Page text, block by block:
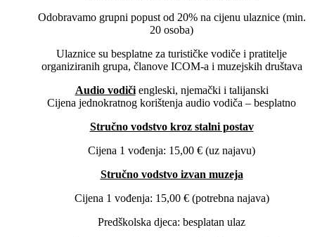
Odobravamo grupni popust od 20% na cijenu ulaznice (min.
20 osoba)
Ulaznice su besplatne za turističke vodiče i pratitelje
organiziranih grupa, članove ICOM-a i muzejskih društava
Audio vodičiengleski, njemački i talijanski
Cijena jednokratnog korištenja audio vodiča – besplatno
Stručno vodstvo kroz stalni postav
Cijena 1 vođenja: 15,00 € (uz najavu)
Stručno vodstvo izvan muzeja
Cijena 1 vođenja: 15,00 € (potrebna najava)
Predškolska djeca: besplatan ulaz